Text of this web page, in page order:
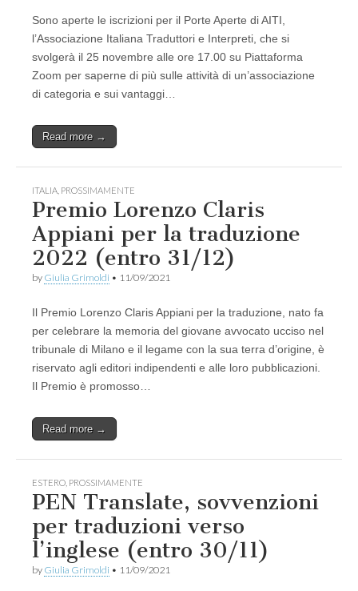
Sono aperte le iscrizioni per il Porte Aperte di AITI,
l’Associazione Italiana Traduttori e Interpreti, che si
svolgerà il 25 novembre alle ore 17.00 su Piattaforma
Zoom per saperne di più sulle attività di un’associazione
di categoria e sui vantaggi…
Read more →
ITALIA PROSSIMAMENTE
Premio Lorenzo Claris
Appiani per la traduzione
2022 (entro 31/12)
by Giulia Grimoldi • 11/09/2021
Il Premio Lorenzo Claris Appiani per la traduzione, nato fa
per celebrare la memoria del giovane avvocato ucciso nel
tribunale di Milano e il legame con la sua terra d’origine, è
riservato agli editori indipendenti e alle loro pubblicazioni.
Il Premio è promosso…
Read more →
ESTERO PROSSIMAMENTE
PEN Translate, sovvenzioni
per traduzioni verso
l’inglese (entro 30/11)
by Giulia Grimoldi • 11/09/2021